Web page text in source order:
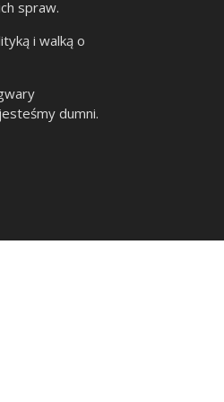
spraw.
i walką o
dumni.